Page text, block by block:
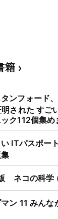
籍
ンフォード
された すご
ク112個集め
ITパスポー
ネコの科学
ン 11 みんな